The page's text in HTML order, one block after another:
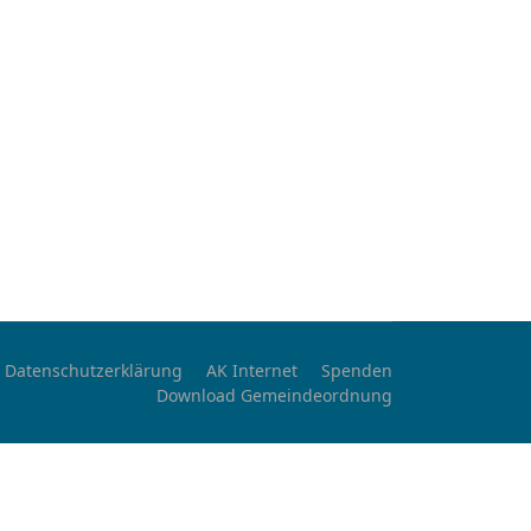
Datenschutzerklärung AK Internet
Spenden
Download Gemeindeordnung